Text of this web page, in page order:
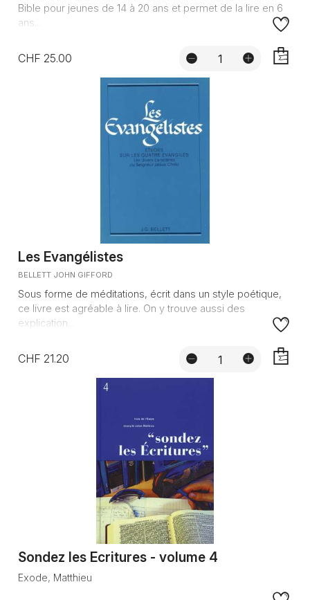
Bible pour jeunes de 14 à 20 ans et permet de la lire en 6
ans...
CHF 25.00
Les Evangélistes
BELLETT JOHN GIFFORD
Sous forme de méditations, écrit dans un style poétique,
ce livre est agréable à lire. On y trouve aussi des
explication...
CHF 21.20
Sondez les Ecritures - volume 4
Exode, Matthieu